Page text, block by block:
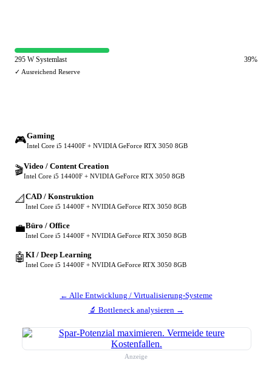
295 W Systemlast 39%
✓ Ausreichend Reserve
🎮Gaming
Intel Core i5 14400F + NVIDIA GeForce RTX 3050 8GB
🎬Video / Content Creation
Intel Core i5 14400F + NVIDIA GeForce RTX 3050 8GB
📐 CAD / Konstruktion
Intel Core i5 14400F + NVIDIA GeForce RTX 3050 8GB
💼Büro / Office
Intel Core i5 14400F + NVIDIA GeForce RTX 3050 8GB
🤖 KI / Deep Learning
Intel Core i5 14400F + NVIDIA GeForce RTX 3050 8GB
← Alle Entwicklung / Virtualisierung-Systeme
🔬 Bottleneck analysieren →
Anzeige